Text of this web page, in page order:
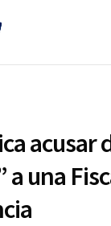
acusar
a una